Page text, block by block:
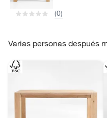
o
(0)
Varias personas después